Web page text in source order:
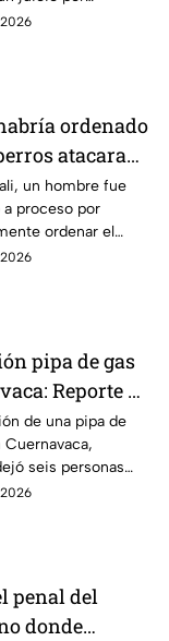
abusar de la
ordenado
atacaran
con
en
BC
un hombre fue
proceso por
ordenar el
perros contra su
pipa de gas
Reporte de
tras estallido
de una pipa de
Cuernavaca,
seis personas
IMSS informó
penal del
donde